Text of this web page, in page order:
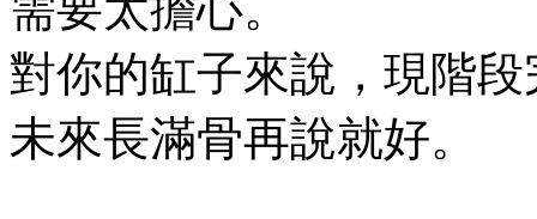
對你的缸子來說，現階
未來長滿骨再說就好。